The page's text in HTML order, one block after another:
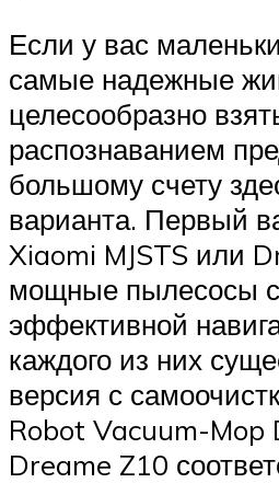
Если у вас
самые надежные
целесообразно
распознаванием
большому счету
варианта. Первый
Xiaomi MJSTS или
мощные пылесосы с
эффективной
каждого из них
версия с
Robot Vacuum-Mop
Dreame Z10